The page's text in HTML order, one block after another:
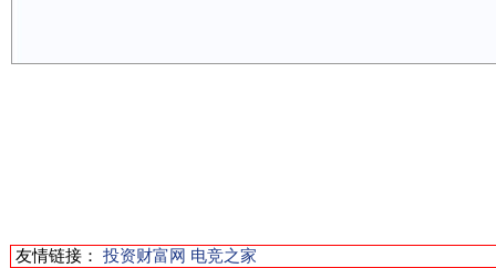
友情链接： 投资财富网 电竞之家